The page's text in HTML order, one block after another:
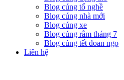
Blog cúng tổ nghề
Blog cúng nhà mới
Blog cúng xe
Blog cúng rằm tháng 7
Blog cúng tết đoan ngọ
Liên hệ